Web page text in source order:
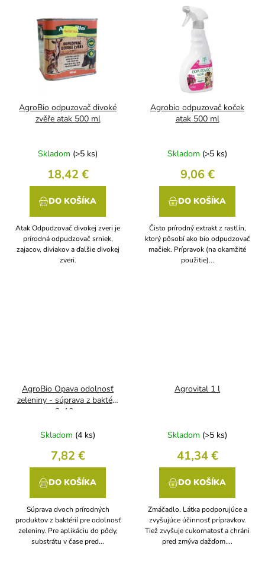
AgroBio odpuzovač divoké
zvěře atak 500 ml
Skladom (>5 ks)
18,42 €
DO KOŠÍKA
Atak Odpudzovač divokej zveri je
prírodná odpudzovač srniek,
zajacov, diviakov a ďalšie divokej
zveri.
Agrobio odpuzovač koček
atak 500 ml
Skladom (>5 ks)
9,06 €
DO KOŠÍKA
Čisto prírodný extrakt z rastlín,
ktorý pôsobí ako bio odpudzovač
mačiek. Prípravok (na okamžité
použitie)...
AgroBio Opava odolnosť
zeleniny - súprava z baktérií
2x10 g
Skladom (4 ks)
7,82 €
DO KOŠÍKA
Súprava dvoch prírodných
produktov z baktérií pre odolnosť
zeleniny. Pre aplikáciu do pôdy,
substrátu v čase pred...
Agrovital 1 l
Skladom (>5 ks)
41,34 €
DO KOŠÍKA
Zmáčadlo. Látka podporujúce a
zvyšujúce účinnosť prípravkov.
Tiež zvyšuje cukornatosť a chráni
pred zmýva dažďom....